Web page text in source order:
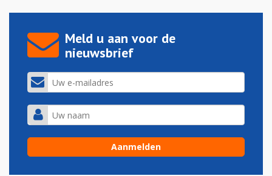
Meld u aan voor de
nieuwsbrief